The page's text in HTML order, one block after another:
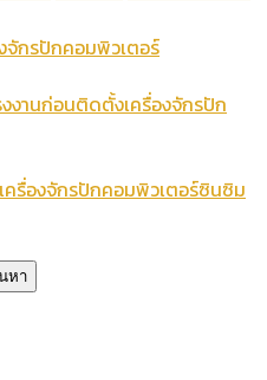
จักรปักคอมพิวเตอร์
งานก่อนติดตั้งเครื่องจักรปัก
ครื่องจักรปักคอมพิวเตอร์ซินซิม
หา